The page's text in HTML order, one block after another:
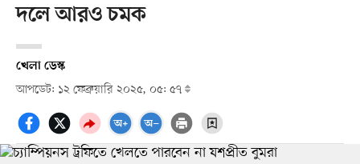
দলে আরও চমক
খেলা ডেস্ক
আপডেট: ১২ ফেব্রুয়ারি ২০২৫, ০৫: ৫৭